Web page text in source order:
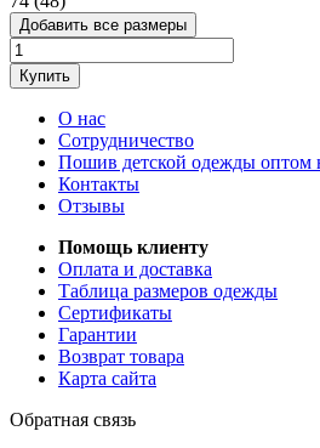
Добавить все размеры
Купить
О нас
Сотрудничество
Пошив детской одежды оптом
Контакты
Отзывы
Помощь клиенту
Оплата и доставка
Таблица размеров одежды
Сертификаты
Гарантии
Возврат товара
Карта сайта
Обратная связь